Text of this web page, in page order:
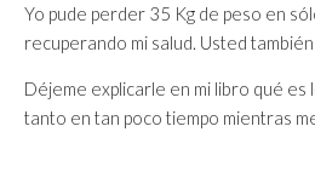
Yo pude perder 35 Kg de peso en
recuperando mi salud. Usted
Déjeme explicarle en mi libro qué es
tanto en tan poco tiempo mientras